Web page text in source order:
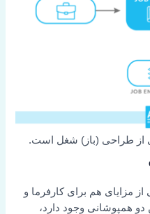
طراحی (باز) شغل است.
مزایای هم برای کارفرما و
دو همپوشانی وجود دارد،